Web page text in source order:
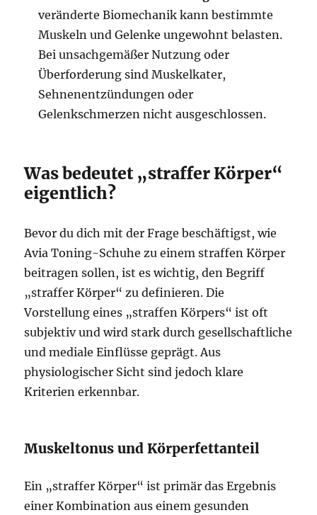
veränderte Biomechanik kann bestimmte
Muskeln und Gelenke ungewohnt belasten.
Bei unsachgemäßer Nutzung oder
Überforderung sind Muskelkater,
Sehnenentzündungen oder
Gelenkschmerzen nicht ausgeschlossen.
Was bedeutet „straffer Körper“
eigentlich?
Bevor du dich mit der Frage beschäftigst, wie
Avia Toning-Schuhe zu einem straffen Körper
beitragen sollen, ist es wichtig, den Begriff
„straffer Körper“ zu definieren. Die
Vorstellung eines „straffen Körpers“ ist oft
subjektiv und wird stark durch gesellschaftliche
und mediale Einflüsse geprägt. Aus
physiologischer Sicht sind jedoch klare
Kriterien erkennbar.
Muskeltonus und Körperfettanteil
Ein „straffer Körper“ ist primär das Ergebnis
einer Kombination aus einem gesunden